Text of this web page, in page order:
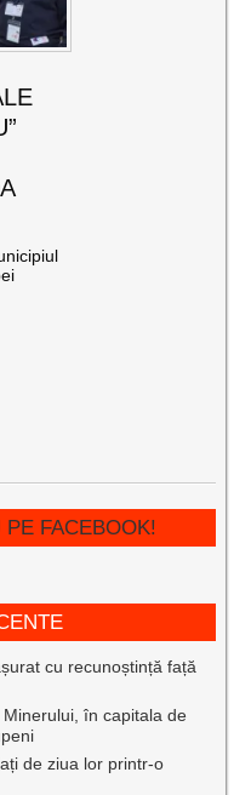
FACEBOOK!
cu recunoștință față
în capitala de
de ziua lor printr-o